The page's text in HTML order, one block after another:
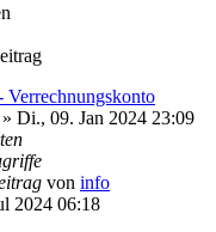
Verrechnungskonto
» Di., 09. Jan 2024 23:09
von info
2024 06:18